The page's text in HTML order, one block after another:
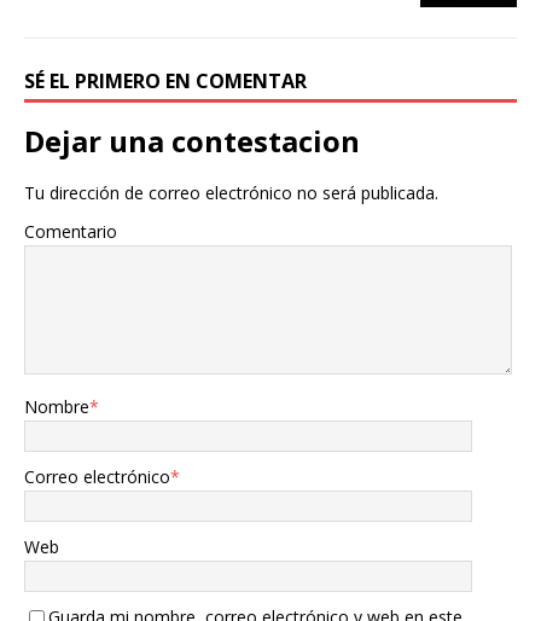
SÉ EL PRIMERO EN COMENTAR
Dejar una contestacion
Tu dirección de correo electrónico no será publicada.
Comentario
Nombre*
Correo electrónico*
Web
Guarda mi nombre, correo electrónico y web en este